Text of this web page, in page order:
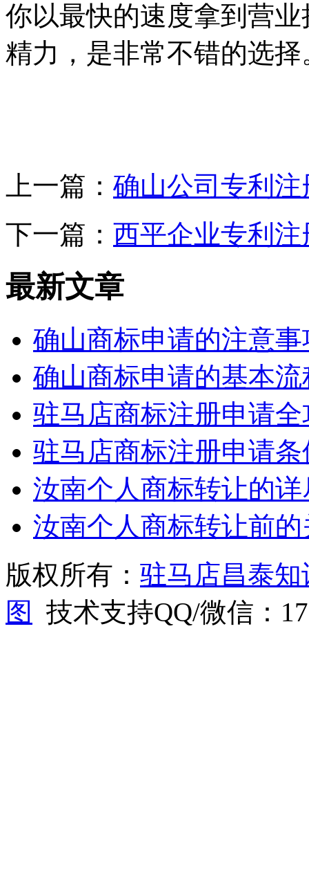
你以最快的速度拿到营
精力，是非常不错的选择
上一篇： 确山公司专利
下一篇： 西平企业专利
最新文章
确山商标申请的注意事
确山商标申请的基本流
驻马店商标注册申请全
驻马店商标注册申请
汝南个人商标转让的
汝南个人商标转让前
版权所有： 驻马店昌泰
图
技术支持QQ/微信：